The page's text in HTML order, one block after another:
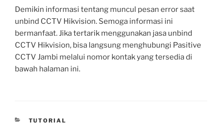
Demikin informasi tentang muncul pesan error saat
unbind CCTV Hikvision. Semoga informasi ini
bermanfaat. Jika tertarik menggunakan jasa unbind
CCTV Hikvision, bisa langsung menghubungi Pasitive
CCTV Jambi melalui nomor kontak yang tersedia di
bawah halaman ini.
CATEGORIES
TUTORIAL